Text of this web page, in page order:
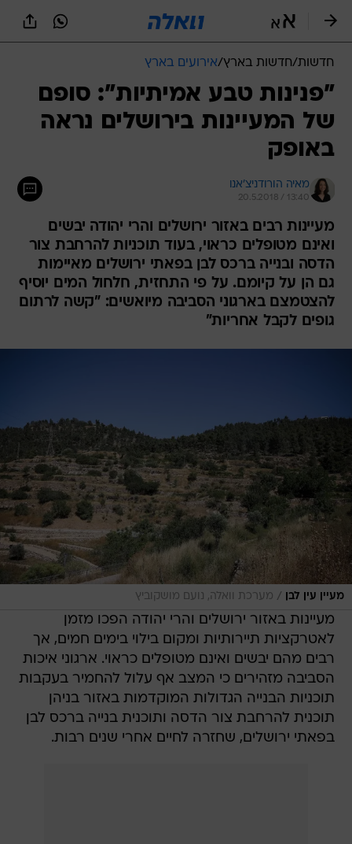
חדשות/חדשות בארץ/אירועים בארץ
"פנינות טבע אמיתיות": סופם
של המעיינות בירושלים נראה
באופק
מאיה הורודניצ'אנו
20.5.2018 / 13:40
מעיינות רבים באזור ירושלים והרי יהודה יבשים
ואינם מטופלים כראוי, בעוד תוכניות להרחבת צור
הדסה ובנייה ברכס לבן בפאתי ירושלים מאיימות
גם הן על קיומם. על פי התחזית, חלחול המים יוסיף
להצטמצם בארגוני הסביבה מיואשים: "קשה לרתום
גופים לקבל אחריות"
מעיין עין לבן / מערכת וואלה, נועם מושקוביץ
מעיינות באזור ירושלים והרי יהודה הפכו מזמן
לאטרקציות תיירותיות ומקום בילוי בימים חמים, אך
רבים מהם יבשים ואינם מטופלים כראוי. ארגוני איכות
הסביבה מזהירים כי המצב אף עלול להחמיר בעקבות
תוכניות הבנייה הגדולות המוקדמות באזור בניהן
תוכנית להרחבת צור הדסה ותוכנית בנייה ברכס לבן
בפאתי ירושלים, שחזרה לחיים אחרי שנים רבות.